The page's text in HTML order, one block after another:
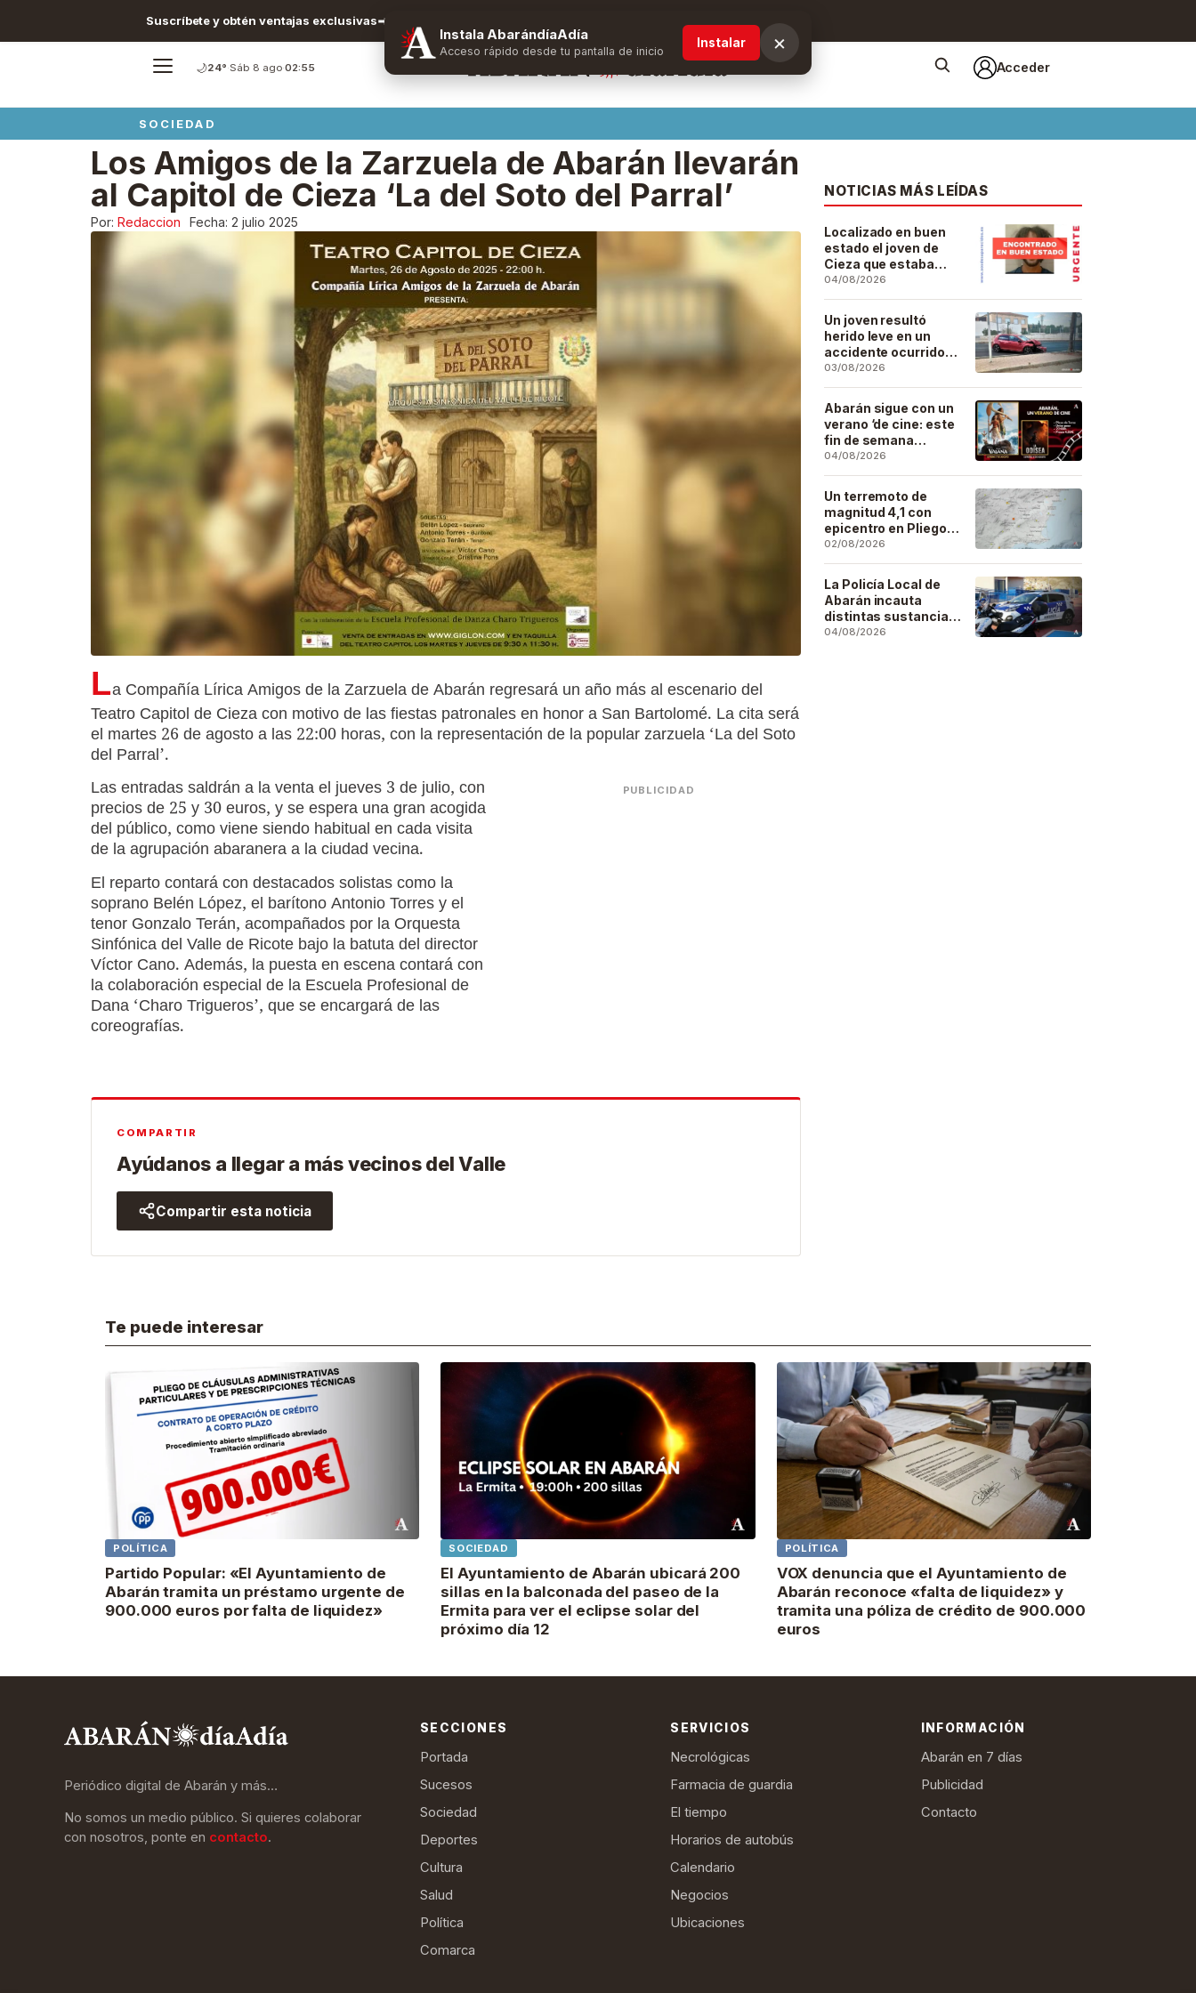
Suscríbete y obtén ventajas exclusivas
🌙24°·Sáb 8 ago·02:55 Acceder
SOCIEDAD
Los Amigos de la Zarzuela de Abarán llevarán
al Capitol de Cieza ‘La del Soto del Parral’
Por: Redaccion Fecha: 2 julio 2025
La Compañía Lírica Amigos de la Zarzuela de Abarán regresará un año más al escenario del
Teatro Capitol de Cieza con motivo de las fiestas patronales en honor a San Bartolomé. La cita será
el martes 26 de agosto a las 22:00 horas, con la representación de la popular zarzuela ‘La del Soto
del Parral’.
PUBLICIDAD
Las entradas saldrán a la venta el jueves 3 de julio, con
precios de 25 y 30 euros, y se espera una gran acogida
del público, como viene siendo habitual en cada visita
de la agrupación abaranera a la ciudad vecina.
El reparto contará con destacados solistas como la
soprano Belén López, el barítono Antonio Torres y el
tenor Gonzalo Terán, acompañados por la Orquesta
Sinfónica del Valle de Ricote bajo la batuta del director
Víctor Cano. Además, la puesta en escena contará con
la colaboración especial de la Escuela Profesional de
Dana ‘Charo Trigueros’, que se encargará de las
coreografías.
COMPARTIR
Ayúdanos a llegar a más vecinos del Valle
Compartir esta noticia
NOTICIAS MÁS LEÍDAS
Localizado en buen
estado el joven de
Cieza que estaba
desaparecido desde
el pasado 29 de julio
04/08/2026
Un joven resultó
herido leve en un
accidente ocurrido
este lunes en la
barriada de San José
Artesano
03/08/2026
Abarán sigue con un
verano ‘de cine: este
fin de semana
Vaiana… y después,
La Odisea
04/08/2026
Un terremoto de
magnitud 4,1 con
epicentro en Pliego
se deja sentir en
buena parte de la
región
02/08/2026
La Policía Local de
Abarán incauta
distintas sustancias
estupefacientes en
04/08/2026
Te puede interesar
POLÍTICA
Partido Popular: «El Ayuntamiento de
Abarán tramita un préstamo urgente de
900.000 euros por falta de liquidez»
SOCIEDAD
El Ayuntamiento de Abarán ubicará 200
sillas en la balconada del paseo de la
Ermita para ver el eclipse solar del
próximo día 12
POLÍTICA
VOX denuncia que el Ayuntamiento de
Abarán reconoce «falta de liquidez» y
tramita una póliza de crédito de 900.000
euros
Periódico digital de Abarán y más…
No somos un medio público. Si quieres colaborar
con nosotros, ponte en contacto.
SECCIONES
Portada
Sucesos
Sociedad
Deportes
Cultura
Salud
Política
Comarca
SERVICIOS
Necrológicas
Farmacia de guardia
El tiempo
Horarios de autobús
Calendario
Negocios
Ubicaciones
INFORMACIÓN
Abarán en 7 días
Publicidad
Contacto
Instala AbarándíaAdía
Acceso rápido desde tu pantalla de inicio
Instalar ×